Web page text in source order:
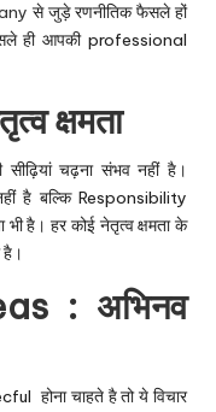
से जुड़े रणनीतिक फैसले हों
ही आपकी professional
क्षमता
चढ़ना संभव नहीं है।
है बल्कि Responsibility
है। हर कोई नेतृत्व क्षमता के
है।
: अभिनव
होना चाहते है तो ये विचार